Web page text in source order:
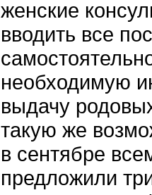
женские
вводить все
необходимую
выдачу
такую же
в сентябре
предложили